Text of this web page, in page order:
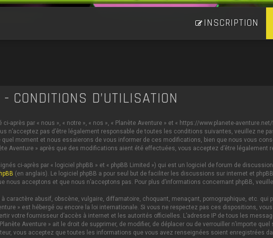
INSCRIPTION
CONDITIONS D’UTILISATION
après par « nous », « notre », « nos », « Planète Aventure » et « https://www.planete-
n’acceptez pas d’être légalement responsable de toutes les conditions suivantes, veuillez ne
moment et nous essaierons de vous informer de ces modifications, bien que nous vous
Aventure » après que des modifications aient été effectuées, vous acceptez d’être
ci-après par « logiciel phpBB » et « phpBB Limited ») qui est un logiciel de forum de
(en anglais). Le logiciel phpBB a pour seul but de faciliter les discussions sur internet et
nous acceptons et que nous n’acceptons pas. Pour plus d’informations concernant phpBB,
caractère abusif, obscène, vulgaire, diffamatoire, choquant, menaçant, pornographique, etc. qui
» est hébergé ou encore la loi internationale. Si vous ne respectez pas ces dispositions,
votre fournisseur d’accès à internet et les autorités officielles. L’adresse IP de tous les
Aventure » ait le droit de supprimer, de modifier, de déplacer ou de verrouiller n’importe
vous acceptez que toutes les informations que vous avez renseignées soient enregistrées